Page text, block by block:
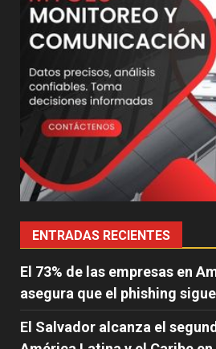
ENTRADAS RECIENTES
El 73% de las empresas en
asegura que el phishing
El Salvador alcanza el